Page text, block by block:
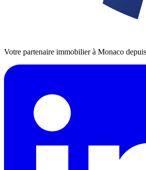
Votre partenaire immobilier à Monaco